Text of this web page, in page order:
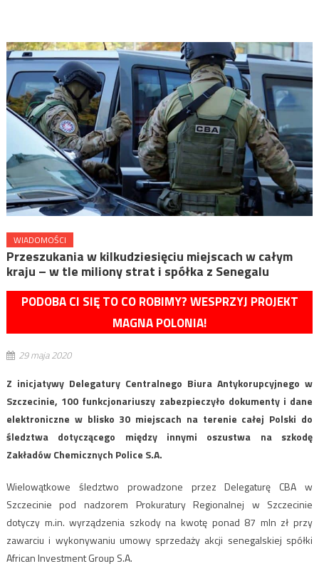
WIADOMOŚCI
Przeszukania w kilkudziesięciu miejscach w całym
kraju – w tle miliony strat i spółka z Senegalu
PODOBA CI SIĘ TO CO ROBIMY? WESPRZYJ PROJEKT
MAGNA POLONIA!
29 maja 2020
Z inicjatywy Delegatury Centralnego Biura Antykorupcyjnego w
Szczecinie, 100 funkcjonariuszy zabezpieczyło dokumenty i dane
elektroniczne w blisko 30 miejscach na terenie całej Polski do
śledztwa dotyczącego między innymi oszustwa na szkodę
Zakładów Chemicznych Police S.A.
Wielowątkowe śledztwo prowadzone przez Delegaturę CBA w
Szczecinie pod nadzorem Prokuratury Regionalnej w Szczecinie
dotyczy m.in. wyrządzenia szkody na kwotę ponad 87 mln zł przy
zawarciu i wykonywaniu umowy sprzedaży akcji senegalskiej spółki
African Investment Group S.A.